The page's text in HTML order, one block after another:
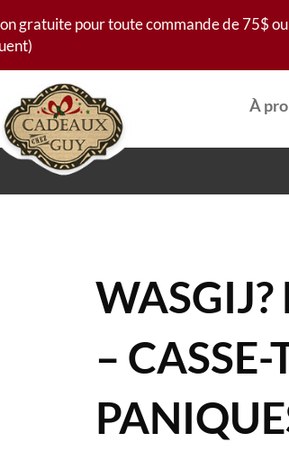
gratuite pour toute commande de 75$ ou
À
WASGIJ?
–